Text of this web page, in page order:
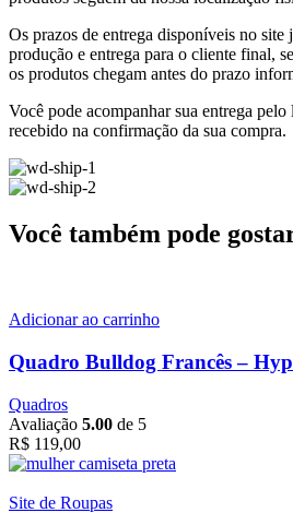
Os prazos de entrega disponíveis no site
produção e entrega para o cliente final,
os produtos chegam antes do prazo
Você pode acompanhar sua entrega
recebido na confirmação da sua compra.
Você também pode
Adicionar ao carrinho
Quadro Bulldog Francês –
Quadros
Avaliação 5.00 de 5
R$ 119,00
Site de Roupas